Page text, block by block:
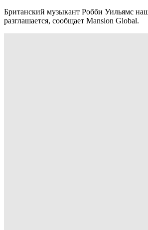
Британский музыкант Робби Уильямс
разглашается, сообщает Mansion Global.